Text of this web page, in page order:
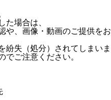
た場合は、
や、画像・動画のご提供をお
紛失（処分）されてしまいま
でご注意ください。